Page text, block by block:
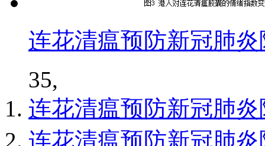
连花清瘟预防新冠肺
35,
连花清瘟预防新冠肺
连花清瘟预防新冠肺